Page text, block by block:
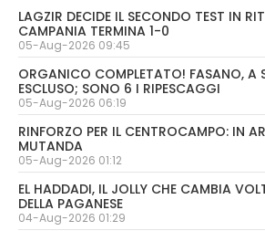
LAGZIR DECIDE IL SECONDO TEST IN
CAMPANIA TERMINA 1-0
05-Aug-2026 09:45
ORGANICO COMPLETATO! FASANO, A
ESCLUSO; SONO 6 I RIPESCAGGI
05-Aug-2026 06:19
RINFORZO PER IL CENTROCAMPO: IN
MUTANDA
05-Aug-2026 01:12
EL HADDADI, IL JOLLY CHE CAMBIA
DELLA PAGANESE
04-Aug-2026 01:29